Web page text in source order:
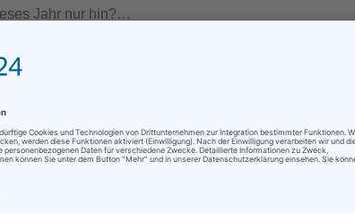
Jahr nur hin?…